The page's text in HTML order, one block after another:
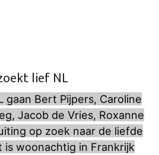
lief NL
gaan Bert Pijpers, Caroline
Jacob de Vries, Roxanne
op zoek naar de liefde
is woonachtig in Frankrijk